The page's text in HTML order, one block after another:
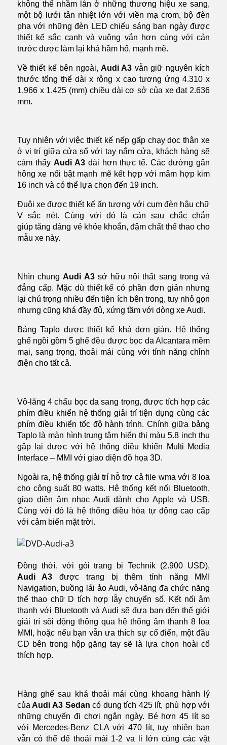
không thể nhầm lẫn ở những thương hiệu xe sang,
một bộ lưới tản nhiệt lớn với viền mạ crom, bộ đèn
pha với những đèn LED chiếu sáng ban ngày được
thiết kế sắc cạnh và vuông vắn hơn cùng với cản
trước được làm lại khá hầm hố, mạnh mẽ.
Về thiết kế bên ngoài, Audi A3 vẫn giữ nguyên kích
thước tổng thể dài x rộng x cao tương ứng 4.310 x
1.966 x 1.425 (mm) chiều dài cơ sở của xe đạt 2.636
mm.
Tuy nhiên với việc thiết kế nếp gấp chạy dọc thân xe
ở vị trí giữa cửa sổ với tay nắm cửa, khách hàng sẽ
cảm thấy Audi A3dài hơn thực tế. Các đường gân
hông xe nổi bật mạnh mẽ kết hợp với mâm hợp kim
16 inch và có thể lựa chọn đến 19 inch.
Đuôi xe được thiết kế ấn tượng với cụm đèn hậu chữ
V sắc nét. Cùng với đó là cản sau chắc chắn
giúp tăng dáng vẻ khỏe khoắn, đậm chất thể thao cho
mẫu xe này.
Nhìn chungAudi A3sở hữu nội thất sang trọng và
đẳng cấp. Mặc dù thiết kế có phần đơn giản nhưng
lại chú trọng nhiều đến tiện ích bên trong, tuy nhỏ gọn
nhưng cũng khá đầy đủ, xứng tầm với dòng xe Audi.
Bảng Taplo được thiết kế khá đơn giản. Hệ thống
ghế ngồi gồm 5 ghế đều được bọc da Alcantara mềm
mại, sang trọng, thoải mái cùng với tính năng chỉnh
điện cho tất cả.
Vô-lăng 4 chấu bọc da sang trọng, được tích hợp các
phím điều khiển hệ thống giải trí tiện dụng cùng các
phím điều khiển tốc độ hành trình.Chính giữa bảng
Taplo là màn hình trung tâm hiển thị màu 5.8 inch thu
gập lại được với hệ thống điều khiển Multi Media
Interface – MMI với giao diện đồ họa 3D.
Ngoài ra, hệ thống giải trí hỗ trợ cả file wma với 8 loa
cho công suất 80 watts. Hệ thống kết nối Bluetooth,
giao diện âm nhạc Audi dành cho Apple và USB.
Cùng với đó là hệ thống điều hòa tự động cao cấp
với cảm biến mặt trời.
Đồng thời, với gói trang bị Technik (2.900 USD),
Audi A3 được trang bị thêm tính năng MMI
Navigation, buồng lái ảo Audi, vô-lăng đa chức năng
thể thao chữ D tích hợp lẫy chuyển số. Kết nối âm
thanh với Bluetooth và Audi sẽ đưa bạn đến thế giới
giải trí sôi động thông qua hệ thống âm thanh 8 loa
MMI, hoặc nếu bạn vẫn ưa thích sự cổ điển, một đầu
CD bên trong hộp găng tay sẽ là lựa chọn hoài cổ
thích hợp.
Hàng ghế sau khá thoải mái cùng khoang hành lý
của Audi A3 Sedan có dung tích 425 lít, phù hợp với
những chuyến đi chơi ngắn ngày. Bé hơn 45 lít so
với Mercedes-Benz CLA với 470 lít, tuy nhiên bạn
vẫn có thể để thoải mái 1-2 va li lớn cùng các vật